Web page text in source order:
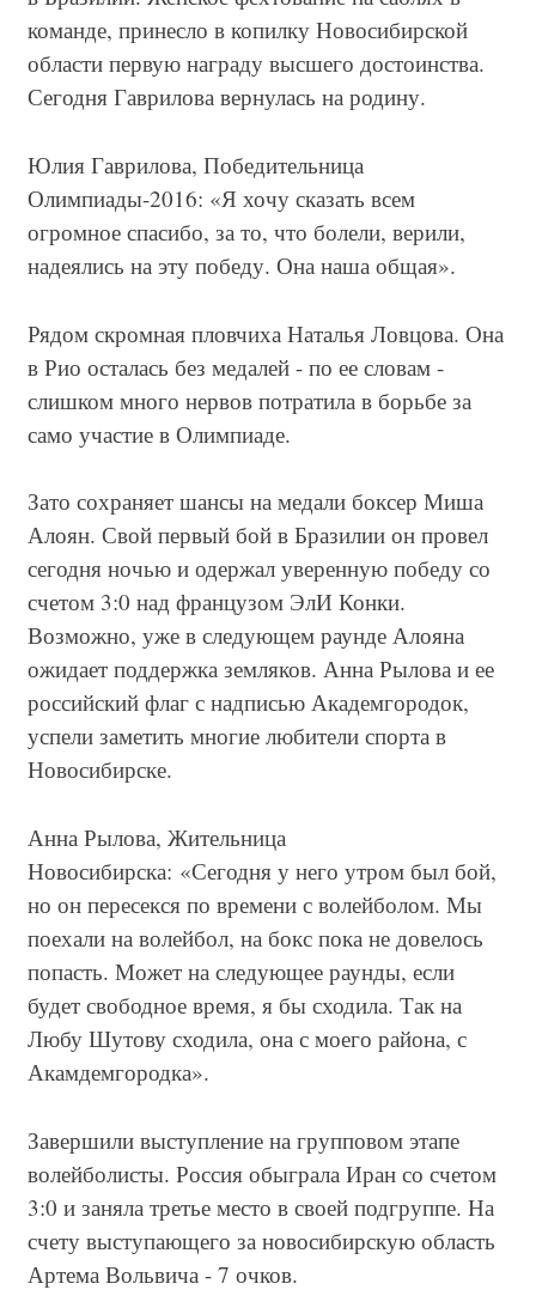
команде, принесло в копилку Новосибирской
области первую награду высшего достоинства.
Сегодня Гаврилова вернулась на родину.
Юлия Гаврилова, Победительница
Олимпиады-2016: «Я хочу сказать всем
огромное спасибо, за то, что болели, верили,
надеялись на эту победу. Она наша общая».
Рядом скромная пловчиха Наталья Ловцова. Она
в Рио осталась без медалей - по ее словам -
слишком много нервов потратила в борьбе за
само участие в Олимпиаде.
Зато сохраняет шансы на медали боксер Миша
Алоян. Свой первый бой в Бразилии он провел
сегодня ночью и одержал уверенную победу со
счетом 3:0 над французом ЭлИ Конки.
Возможно, уже в следующем раунде Алояна
ожидает поддержка земляков. Анна Рылова и ее
российский флаг с надписью Академгородок,
успели заметить многие любители спорта в
Новосибирске.
Анна Рылова, Жительница
Новосибирска: «Сегодня у него утром был бой,
но он пересекся по времени с волейболом. Мы
поехали на волейбол, на бокс пока не довелось
попасть. Может на следующее раунды, если
будет свободное время, я бы сходила. Так на
Любу Шутову сходила, она с моего района, с
Акамдемгородка».
Завершили выступление на групповом этапе
волейболисты. Россия обыграла Иран со счетом
3:0 и заняла третье место в своей подгруппе. На
счету выступающего за новосибирскую область
Артема Вольвича - 7 очков.